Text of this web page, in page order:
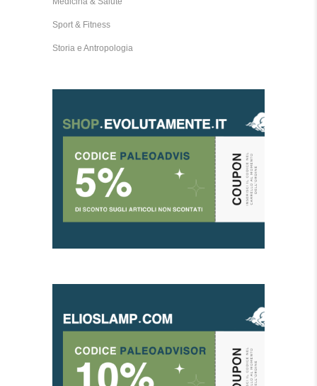
Sport & Fitness
Storia e Antropologia